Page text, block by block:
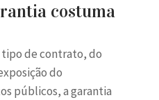
costuma
de contrato, do
do
públicos, a garantia